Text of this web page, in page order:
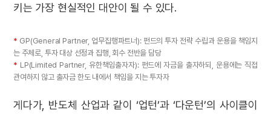
키는 가장 현실적인 대안이 될 수 있다.
* GP(General Partner, 업무집행파트너): 펀드의 투자 전략 수립과 운용을 책임지
는 주체로, 투자 대상 선정과 집행, 회수 전반을 담당
* LP(Limited Partner, 유한책임출자자): 펀드에 자금을 출자하되, 운용에는 직접
관여하지 않고 출자금 한도 내에서 책임을 지는 투자자
게다가, 반도체 산업과 같이 ‘업턴’과 ‘다운턴’의 사이클이